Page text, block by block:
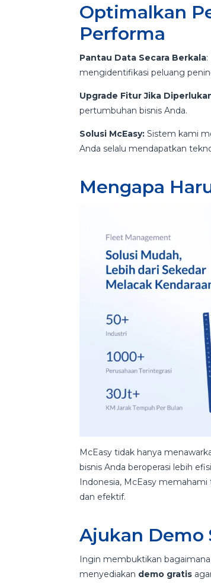
Optimalkan
Performa
Pantau Data Secara Berkala
mengidentifikasi peluang
Upgrade Fitur Jika
pertumbuhan bisnis Anda.
Solusi McEasy: Sistem kami
Anda selalu mendapatkan
Mengapa
McEasy tidak hanya
bisnis Anda beroperasi lebih
Indonesia, McEasy
dan efektif.
Ajukan Demo
Ingin membuktikan
menyediakan demo gratis